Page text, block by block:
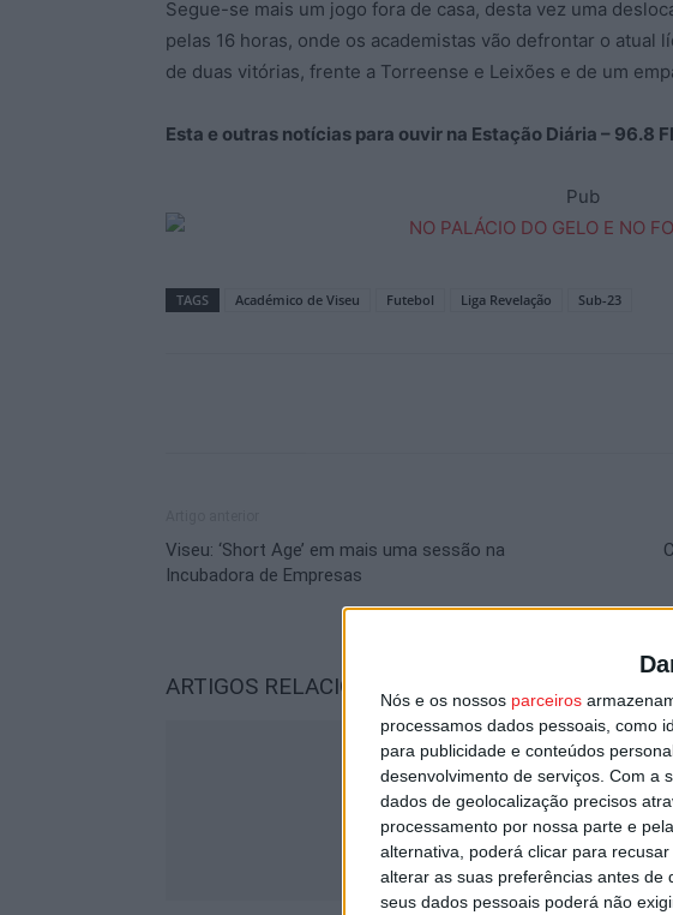
Nós e os nossos parceiros
processamos dados pessoais, como
para publicidade e conteúdos
desenvolvimento de serviços. Com a
dados de geolocalização precisos
processamento por nossa parte e
alternativa, poderá clicar para
alterar as suas preferências antes de
seus dados pessoais poderá não
Segue-se mais um jogo fora de casa, desta vez uma
pelas 16 horas, onde os academistas vão defrontar o atual
de duas vitórias, frente a Torreense e Leixões e de um
Esta e outras notícias para ouvir na Estação Diária – 96.8
Pub
TAGS Académico de Viseu Futebol Liga Revelação Sub-23
Viseu: ‘Short Age’ em mais uma sessão na
Incubadora de Empresas
ARTIGOS RELACIONADOS